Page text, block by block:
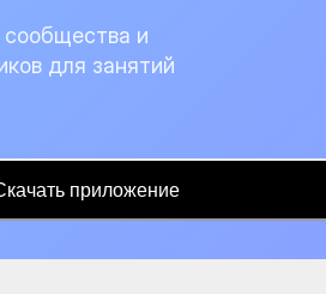
и
для занятий
приложение